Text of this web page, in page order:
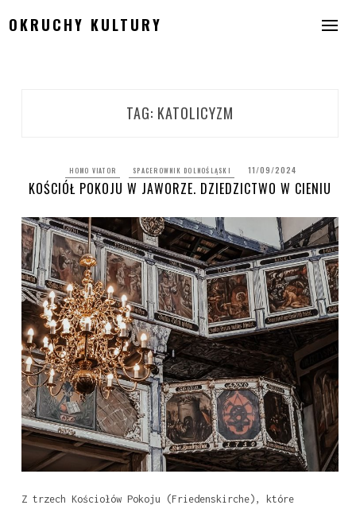
toOKRUCHY KULTURY
TAG: KATOLICYZM
HOMO VIATOR SPACEROWNIK DOLNOŚLĄSKI 11/09/2024
KOŚCIÓŁ POKOJU W JAWORZE. DZIEDZICTWO W CIENIU
Z trzech Kościołów Pokoju (Friedenskirche), które